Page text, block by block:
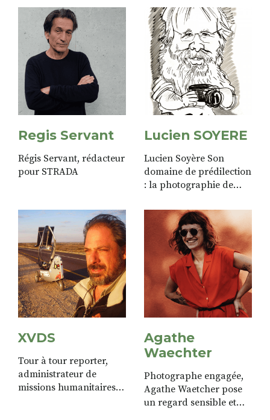
démarche Zéro déchet
nature, est une passeuse
de savoirs sur la
biodiversité, faune,
flore, eau, jardins…
Regis Servant
Régis Servant, rédacteur
pour STRADA
Lucien SOYERE
Lucien Soyère Son
domaine de prédilection
: la photographie de
rue, dans le quotidien ou
pendant des
manifestations, des
festivals, des spectacles.
Ses articles Son site...
XVDS
Tour à tour reporter,
administrateur de
missions humanitaires,
Agathe
Waechter
Photographe engagée,
Agathe Waetcher pose
un regard sensible et